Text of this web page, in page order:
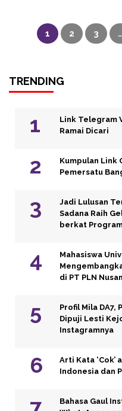
Paginasi
pos1 2 3
TRENDING
Link Telegram
Ramai Dicari
Kumpulan Link
Pemersatu
Jadi Lulusan
Sadana Raih
berkat Program
Mahasiswa
di PT PLN
Profil Mila DA7,
Dipuji Lesti
Instagramnya
Arti Kata ‘Cok’
Indonesia dan
Bahasa Gaul